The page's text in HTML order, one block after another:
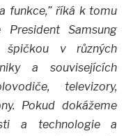
funkce,” říká k tomu
Samsung
špičkou v různých
a souvisejících
televizory,
Pokud dokážeme
a technologie a